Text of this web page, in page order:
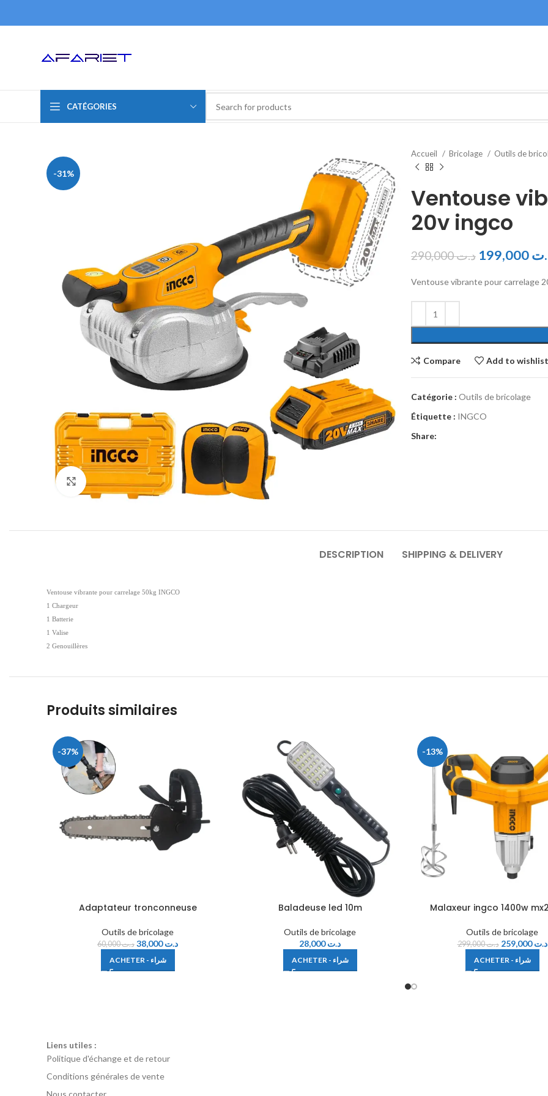
CATÉGORIES
-31%
Click to enlarge
Accueil Bricolage Outils de
Ventouse
20v ingco
د.ت290,000
Ventouse vibrante pour carrelage
Compare Add to
Catégorie : Outils de bricolage
Étiquette : INGCO
Share:
DESCRIPTION SHIPPING & DELIVERY
Ventouse vibrante pour carrelage 50kg INGCO
1 Chargeur
1 Batterie
1 Valise
2 Genouillères
Produits similaires
-37%
Adaptateur tronconneuse
Outils de bricolage
د.ت60,000 د.ت38,000
ACHETER - شراء
Baladeuse led 10m
Outils de bricolage
د.ت28,000
ACHETER - شراء
-13%
Malaxeur ingco 1400w
Outils de bricolage
د.ت299,000 د.ت259,000
ACHETER - شراء
Liens utiles :
Politique d'échange et de retour
Conditions générales de vente
Nous contacter